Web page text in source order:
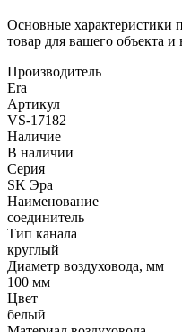
Основные характеристики
товар для вашего объекта
Производитель
Era
Артикул
VS-17182
Наличие
В наличии
Серия
SK Эра
Наименование
соединитель
Тип канала
круглый
Диаметр воздуховода, мм
100 мм
Цвет
белый